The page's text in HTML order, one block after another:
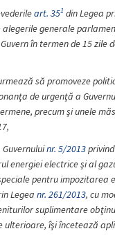
art. 351 din Legea
generale
în termen de 15 zile
să promoveze
de urgenţă a
precum şi unele
nr. 5/2013
energiei electrice şi al
pentru
Legea nr. 261/2013, cu
suplimentare
ulterioare, îşi încetează